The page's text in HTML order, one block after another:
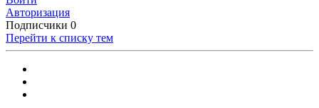
Авторизация
Подписчики 0
Перейти к списку тем